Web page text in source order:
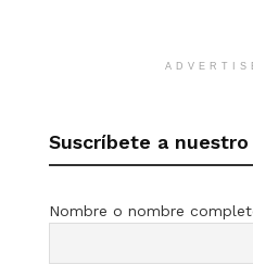
Suscríbete a
Nombre o nombre